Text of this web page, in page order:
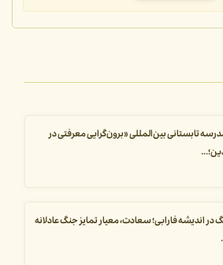
تابستانی بین‌المللی «برون‌گرایی معرفتی در
در اندیشه فارابی؛ سعادت، معیار تمایز جنگ عادلانه